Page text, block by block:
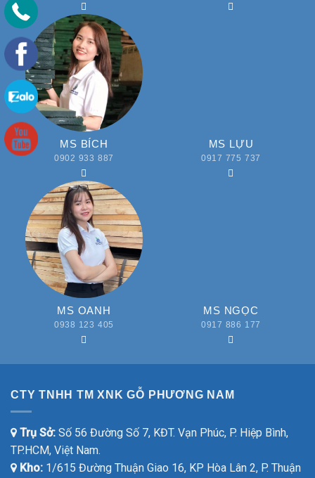
MS BÍCH
0902 933 887
MS LỰU
0917 775 737
MS OANH
0938 123 405
MS NGỌC
0917 886 177
CTY TNHH TM XNK GỖ PHƯƠNG NAM
Trụ Sở: Số 56 Đường Số 7, KĐT. Vạn Phúc, P. Hiệp Bình,
TP.HCM, Việt Nam.
Kho: 1/615 Đường Thuận Giao 16, KP Hòa Lân 2, P. Thuận